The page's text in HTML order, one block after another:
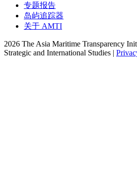
专题报告
岛屿追踪器
关于 AMTI
2026 The Asia Maritime Transparency
Strategic and International Studies |